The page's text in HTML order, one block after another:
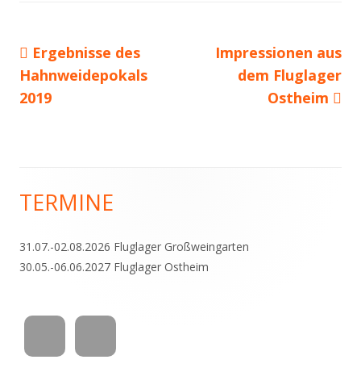
Beitragsnavigation
Vorheriger
Beitrag:
Ergebnisse des
Hahnweidepokals
2019
Nächster
Beitrag
Impressionen aus
dem Fluglager
Ostheim
Haupt-
Seitenleiste
TERMINE
31.07.-02.08.2026 Fluglager Großweingarten
30.05.-06.06.2027 Fluglager Ostheim